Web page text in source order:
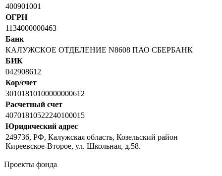
400901001
ОГРН
1134000000463
Банк
КАЛУЖСКОЕ ОТДЕЛЕНИЕ N8608 ПАО СБЕРБАНК
БИК
042908612
Кор/счет
30101810100000000612
Расчетный счет
40701810522240100015
Юридический адрес
249736, РФ, Калужская область, Козельский район
Киреевское-Второе, ул. Школьная, д.58.
Проекты фонда